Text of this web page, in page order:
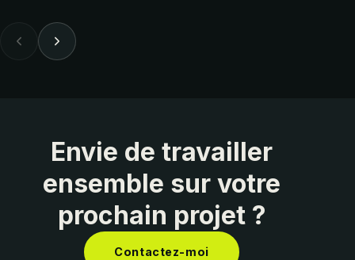
Envie de travailler
ensemble sur votre
prochain projet ?
Contactez-moi